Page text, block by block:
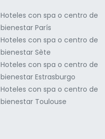
Hoteles con spa o centro de
bienestar París
Hoteles con spa o centro de
bienestar Sète
Hoteles con spa o centro de
bienestar Estrasburgo
Hoteles con spa o centro de
bienestar Toulouse